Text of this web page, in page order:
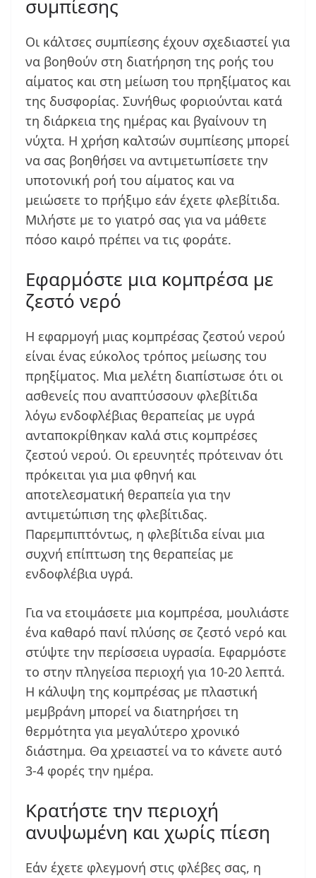
συμπίεσης
Οι κάλτσες συμπίεσης έχουν σχεδιαστεί για
να βοηθούν στη διατήρηση της ροής του
αίματος και στη μείωση του πρηξίματος και
της δυσφορίας. Συνήθως φοριούνται κατά
τη διάρκεια της ημέρας και βγαίνουν τη
νύχτα. Η χρήση καλτσών συμπίεσης μπορεί
να σας βοηθήσει να αντιμετωπίσετε την
υποτονική ροή του αίματος και να
μειώσετε το πρήξιμο εάν έχετε φλεβίτιδα.
Μιλήστε με το γιατρό σας για να μάθετε
πόσο καιρό πρέπει να τις φοράτε.
Εφαρμόστε μια κομπρέσα με
ζεστό νερό
Η εφαρμογή μιας κομπρέσας ζεστού νερού
είναι ένας εύκολος τρόπος μείωσης του
πρηξίματος. Μια μελέτη διαπίστωσε ότι οι
ασθενείς που αναπτύσσουν φλεβίτιδα
λόγω ενδοφλέβιας θεραπείας με υγρά
ανταποκρίθηκαν καλά στις κομπρέσες
ζεστού νερού. Οι ερευνητές πρότειναν ότι
πρόκειται για μια φθηνή και
αποτελεσματική θεραπεία για την
αντιμετώπιση της φλεβίτιδας.
Παρεμπιπτόντως, η φλεβίτιδα είναι μια
συχνή επίπτωση της θεραπείας με
ενδοφλέβια υγρά.
Για να ετοιμάσετε μια κομπρέσα, μουλιάστε
ένα καθαρό πανί πλύσης σε ζεστό νερό και
στύψτε την περίσσεια υγρασία. Εφαρμόστε
το στην πληγείσα περιοχή για 10-20 λεπτά.
Η κάλυψη της κομπρέσας με πλαστική
μεμβράνη μπορεί να διατηρήσει τη
θερμότητα για μεγαλύτερο χρονικό
διάστημα. Θα χρειαστεί να το κάνετε αυτό
3-4 φορές την ημέρα.
Κρατήστε την περιοχή
ανυψωμένη και χωρίς πίεση
Εάν έχετε φλεγμονή στις φλέβες σας, η